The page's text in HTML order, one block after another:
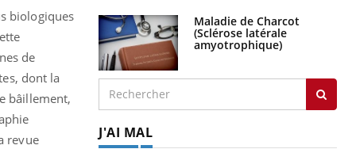
biologiques
de
dont la
bâillement,
revue
Maladie de Charcot
(Sclérose latérale
amyotrophique)
J'AI MAL